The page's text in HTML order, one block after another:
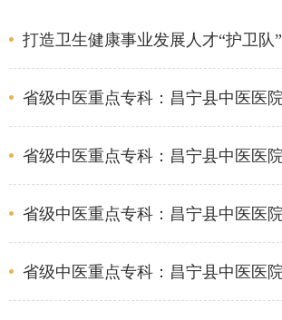
打造卫生健康事业发展人才“护卫队”